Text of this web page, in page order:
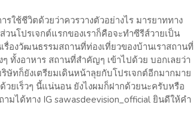
รใช้ชีวิตด้วยว่าควรวางตัวอย่างไร มารยาททาง
โปรเจกต์แรกของเราก็คือจะทำซีรีส์วายเป็น
รื่องวัฒนธรรมสถานที่ท่องเที่ยวของบ้านเราสถานที่
ทั้งอาหาร สถานที่สำคัญๆ เข้าไปด้วย บอกเลยว่า
ทก็ยังเตรียมเดินหน้าลุยกับโปรเจกต์อีกมากมาย
ยเร็วๆ นี้แน่นอน ยังไงผมก็ฝากด้วยนะครับหรือ
มได้ทาง IG sawasdeevision_official ยินดีให้คำ